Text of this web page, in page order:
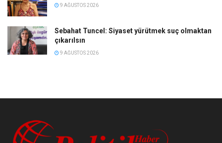
9 AĞUSTOS 2026
Sebahat Tuncel: Siyaset yürütmek suç olmaktan
çıkarılsın
9 AĞUSTOS 2026